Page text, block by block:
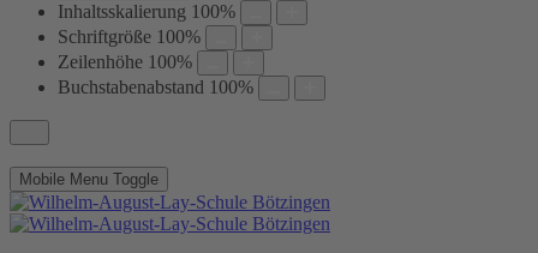
Inhaltsskalierung 100%
Schriftgröße 100%
Zeilenhöhe 100%
Buchstabenabstand 100%
Mobile Menu Toggle